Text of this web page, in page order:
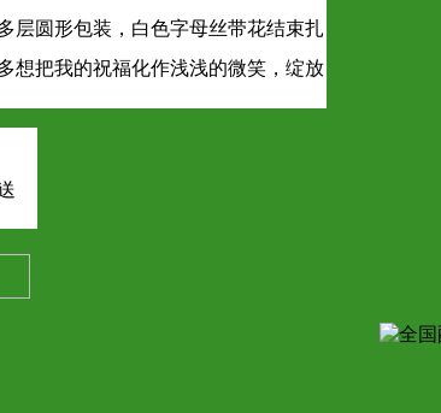
层圆形包装，白色字母丝带花结束扎
想把我的祝福化作浅浅的微笑，绽放